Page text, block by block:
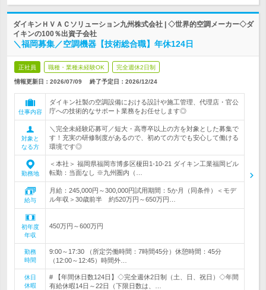
ダイキンＨＶＡＣソリューション九州株式会社 | ◇世界的空調メーカー◇ダ
イキンの100％出資子会社
＼福岡募集／空調機器【技術総合職】年休124日
正社員 職種・業種未経験OK 完全週休2日制
情報更新日：2026/07/09 終了予定日： 2026/12/24
仕事内容
ダイキン社製の空調設備における設計や施工管理、代理店・官公
庁への技術的なサポート業務をお任せします◎
対象と
なる方
＼完全未経験応募可／短大・高専卒以上の方を対象とした募集で
す！充実の研修制度があるので、初めての方でも安心して働ける
環境です◎
勤務地
＜本社＞ 福岡県福岡市博多区榎田1-10-21 ダイキン工業福岡ビル
転勤：当面なし ※九州圏内（…
給与
月給：245,000円～300,000円試用期間：5か月（同条件）＜モデ
ル年収＞30歳前半 約520万円～650万円…
初年度
年収
450万円～600万円
勤務
時間
9:00～17:30 （所定労働時間：7時間45分）休憩時間：45分
（12:00～12:45）時間外…
休日
休暇
# 【年間休日数124日】◇完全週休2日制（土、日、祝日）◇年間
有給休暇14日～22日（下限日数は、…